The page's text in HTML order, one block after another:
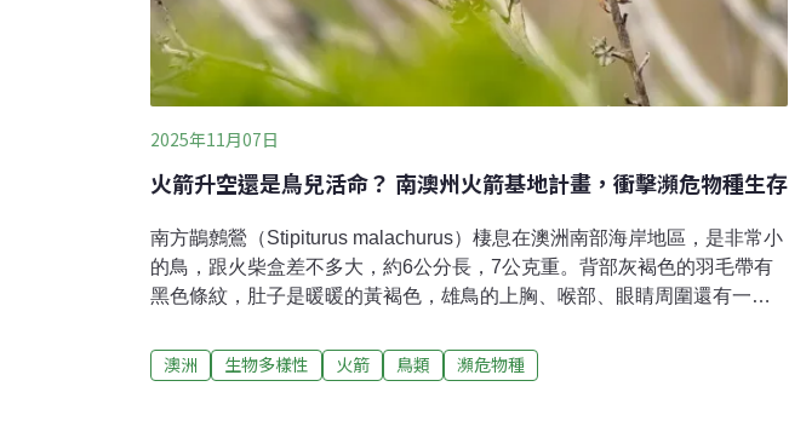
2025年11月07日
火箭升空還是鳥兒活命？ 南澳州火箭基地計畫，衝擊瀕危物種生存
南方鶓鷯鶯（Stipiturus malachurus）棲息在澳洲南部海岸地區，是非常小
的鳥，跟火柴盒差不多大，約6公分長，7公克重。背部灰褐色的羽毛帶有
黑色條紋，肚子是暖暖的黃褐色，雄鳥的上胸、喉部、眼睛周圍還有一抹
動。保育人士擔心，甫核定通過的興建火箭發射基地計畫將讓牠們的棲地
更加破碎。飛不高也跳不遠 火箭基地開發敲警鐘南方鶓鷯鶯廣泛分布於澳
澳洲 生物多樣性 火箭 鳥類 瀕危物種